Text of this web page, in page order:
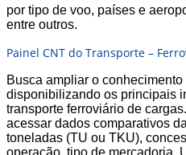
por tipo de voo, países e
entre outros.
Painel CNT do Transporte –
Busca ampliar o
disponibilizando os principais
transporte ferroviário de
acessar dados comparativos
toneladas (TU ou TKU),
operação, tipo de mercadoria,